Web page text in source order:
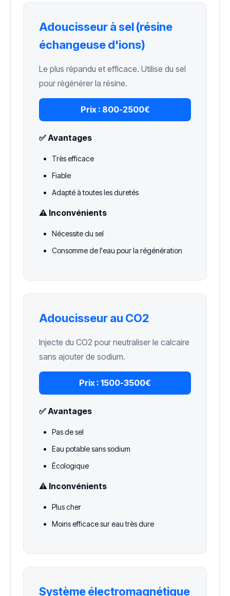
Adoucisseur à sel (résine
échangeuse d'ions)
Le plus répandu et efficace. Utilise du sel
pour régénérer la résine.
Prix : 800-2500€
✅ Avantages
Très efficace
Fiable
Adapté à toutes les duretés
⚠️ Inconvénients
Nécessite du sel
Consomme de l'eau pour la régénération
Adoucisseur au CO2
Injecte du CO2 pour neutraliser le calcaire
sans ajouter de sodium.
Prix : 1500-3500€
✅ Avantages
Pas de sel
Eau potable sans sodium
Écologique
⚠️ Inconvénients
Plus cher
Moins efficace sur eau très dure
Système électromagnétique